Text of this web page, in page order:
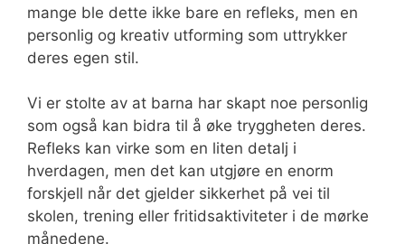
mange ble dette ikke bare en refleks, men en
personlig og kreativ utforming som uttrykker
deres egen stil.
Vi er stolte av at barna har skapt noe personlig
som også kan bidra til å øke tryggheten deres.
Refleks kan virke som en liten detalj i
hverdagen, men det kan utgjøre en enorm
forskjell når det gjelder sikkerhet på vei til
skolen, trening eller fritidsaktiviteter i de mørke
månedene.